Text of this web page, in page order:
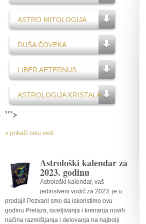
ASTRO MITOLOGIJA
DUŠA ČOVEKA
LIBER AETERNUS
ASTROLOGIJA KRISTALA
'">
» prikaži celu vest
Astrološki kalendar za
2023. godinu
Astrološki kalendar, vaš
jedinstveni vodič za 2023. je u
prodaji! Pozvani smo da iskoristimo ovu
godinu Prelaza, isceljivanja i kreiranja novih
načina razmišljanja i delovanja na najbolji